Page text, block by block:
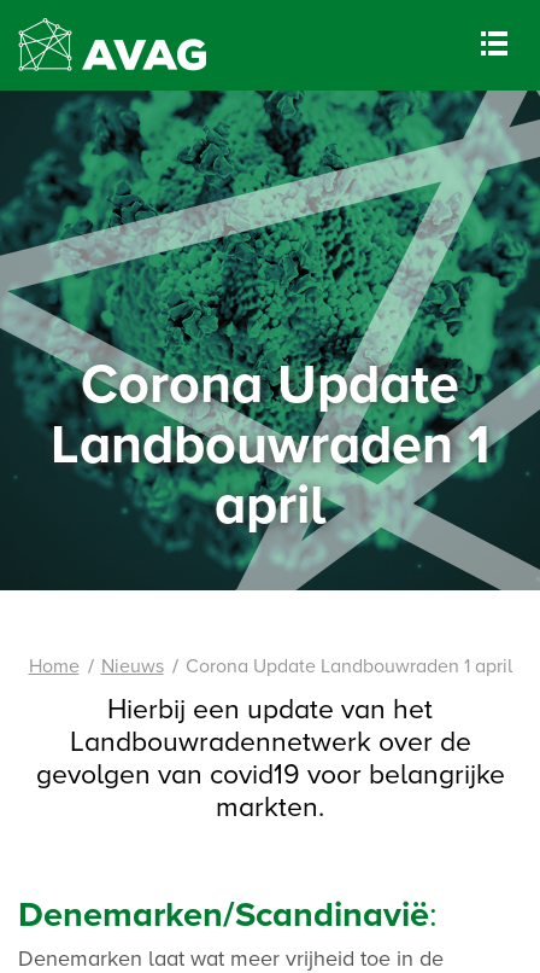
Corona Update
Landbouwraden 1
april
Home Nieuws Corona Update Landbouwraden 1 april
Hierbij een update van het
Landbouwradennetwerk over de
gevolgen van covid19 voor belangrijke
markten.
Denemarken/Scandinavië:
Denemarken laat wat meer vrijheid toe in de